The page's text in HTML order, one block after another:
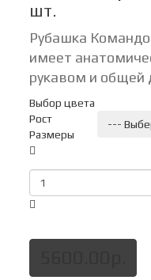
шт.
Рубашка
имеет
рукавом и общей
Выбор цвета
Рост
---
Размеры